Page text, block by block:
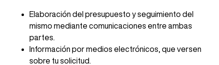
Elaboración del presupuesto y seguimiento del
mismo mediante comunicaciones entre ambas
partes.
Información por medios electrónicos, que versen
sobre tu solicitud.